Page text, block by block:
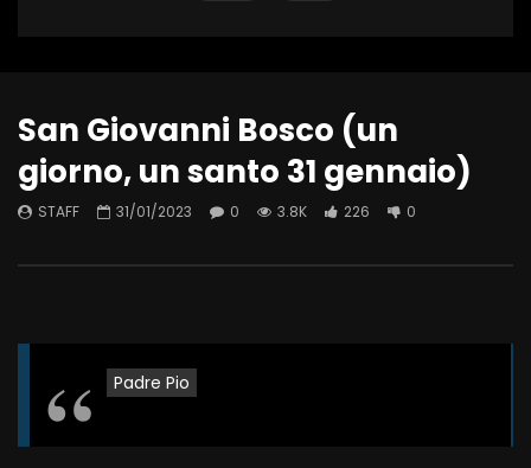
San Giovanni Bosco (un
giorno, un santo 31 gennaio)
STAFF 31/01/2023 0 3.8K 226 0
Padre Pio